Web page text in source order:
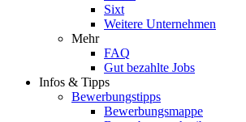
Sixt
Weitere Unternehmen
Mehr
FAQ
Gut bezahlte Jobs
Infos & Tipps
Bewerbungstipps
Bewerbungsmappe